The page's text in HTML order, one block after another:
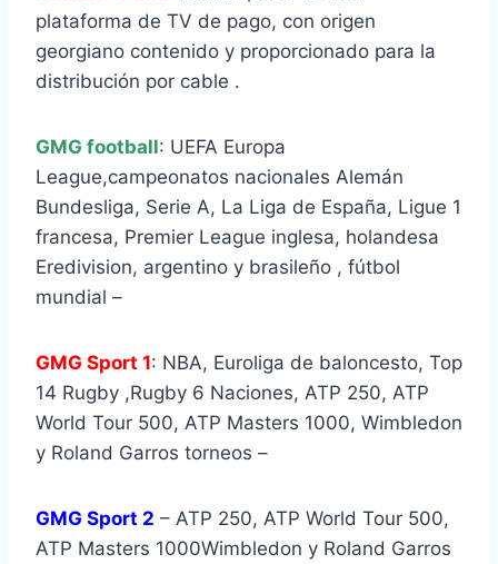
plataforma de TV de pago, con origen
georgiano contenido y proporcionado para la
distribución por cable .
GMG football: UEFA Europa
League,campeonatos nacionales Alemán
Bundesliga, Serie A, La Liga de España, Ligue 1
francesa, Premier League inglesa, holandesa
Eredivision, argentino y brasileño , fútbol
mundial –
GMG Sport 1: NBA, Euroliga de baloncesto, Top
14 Rugby ,Rugby 6 Naciones, ATP 250, ATP
World Tour 500, ATP Masters 1000, Wimbledon
y Roland Garros torneos –
GMG Sport 2 – ATP 250, ATP World Tour 500,
ATP Masters 1000Wimbledon y Roland Garros